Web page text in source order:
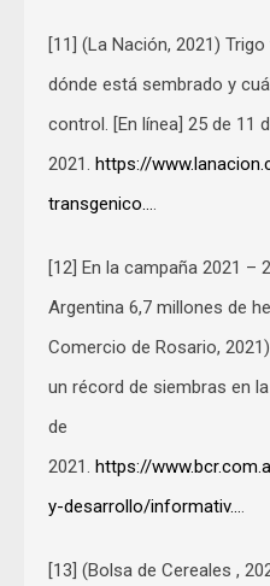
[11] (La Nación, 2021)
dónde está sembrado y
control. [En línea] 25 de 11
2021. https://
transgenico….
[12] En la campaña 2021 –
Argentina 6,7 millones de
Comercio de Rosario,
un récord de siembras en
de
2021. https://
y-desarrollo/informativ….
[13] (Bolsa de Cereales ,